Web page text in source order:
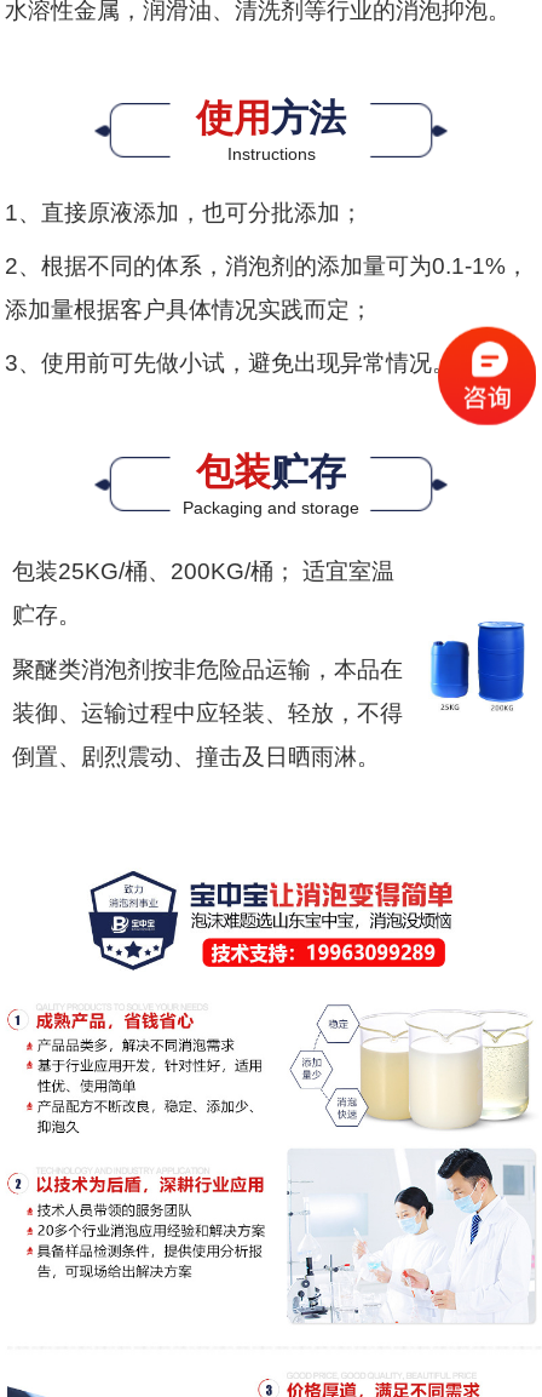
水溶性金属，润滑油、清洗剂等行业的消泡抑泡。
使用方法
Instructions
1、直接原液添加，也可分批添加；
2、根据不同的体系，消泡剂的添加量可为0.1-1%，
添加量根据客户具体情况实践而定；
3、使用前可先做小试，避免出现异常情况。
包装贮存
Packaging and storage
包装25KG/桶、200KG/桶； 适宜室温
贮存。
聚醚类消泡剂按非危险品运输，本品在
装御、运输过程中应轻装、轻放，不得
倒置、剧烈震动、撞击及日晒雨淋。